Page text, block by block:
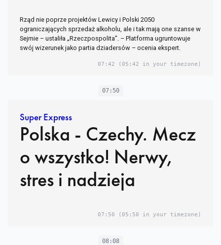
Rząd nie poprze projektów Lewicy i Polski 2050
ograniczających sprzedaż alkoholu, ale i tak mają one szanse w
Sejmie – ustaliła „Rzeczpospolita”. – Platforma ugruntowuje
swój wizerunek jako partia dziadersów – ocenia ekspert.
07:42 (05:42 in your timezone)
07:50
Super Express
Polska - Czechy. Mecz
o wszystko! Nerwy,
stres i nadzieja
07:50 (05:50 in your timezone)
08:08